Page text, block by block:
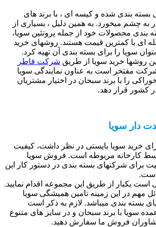
بسته بندی شده و کیسه ای ، با برند های
به چشم میخورد. به همین دلیل ، بسیاری از
بندی محصولات خود از جمله پروتئین سویا،
ای با کمترین قیمت هستند. روشهای خرید
سویا را برای بسته بندی آن تهیه کرد.
روشها خرید سویا از طریق شرکت فاطر
مفتخر است به عناون نمایندگی سویا
را با برند سبحان در اختیار مشتریان
کشور قرار دهد.
دار سویا
خرید سویا بایستی در نظر داشت، کیفیت
کارخانه مربوطه است. فروش سویا
برای شرکتهای بسته بندی در دستور کار این
است یکبار از طریق این مجموعه اقدام نمایید.
مهم در این زمینه تامین همیشگی سویا
بسته بندی میباشد. لازم به ذکر است
سویا با برند سبحان و در سایز های متنوع
مشاوران فروش ما سفارش دهید.